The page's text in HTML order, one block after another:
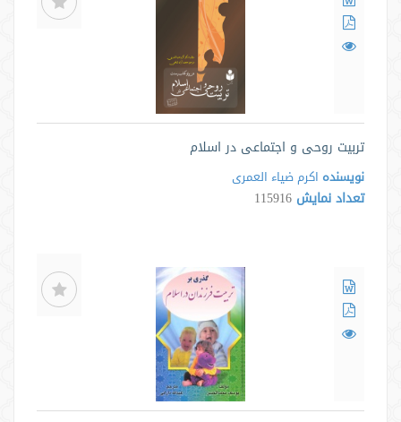
تربیت روحی و اجتماعی در اسلام
نویسنده اکرم ضیاء العمری
تعداد نمایش 115916